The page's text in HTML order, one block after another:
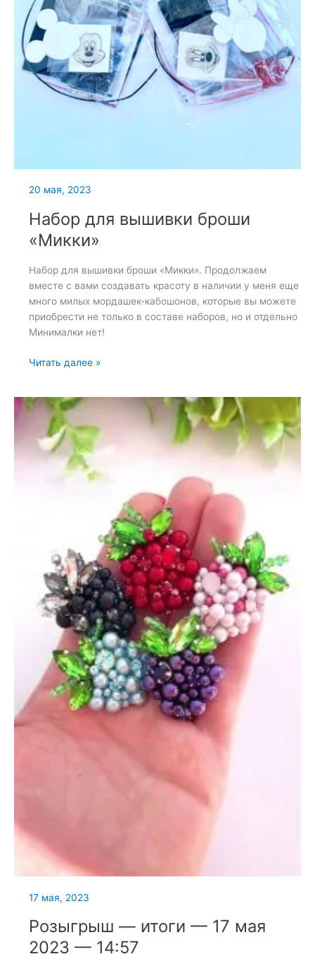
20 мая, 2023
Набор для вышивки броши
«Микки»
Набор для вышивки броши «Микки». Продолжаем
вместе с вами создавать красоту в наличии у меня еще
много милых мордашек-кабошонов, которые вы можете
приобрести не только в составе наборов, но и отдельно
Минималки нет!
Набор
броши
«Микки»
Читать далее »
17 мая, 2023
Розыгрыш — итоги — 17 мая
2023 — 14:57